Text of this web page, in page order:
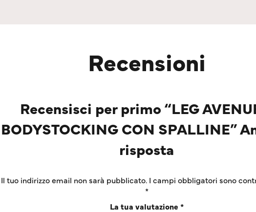
Recensioni
Recensisci per primo “LEG
BODYSTOCKING CON SPALLINE”
risposta
Il tuo indirizzo email non sarà pubblicato. I campi obbligatori sono
*
La tua valutazione *